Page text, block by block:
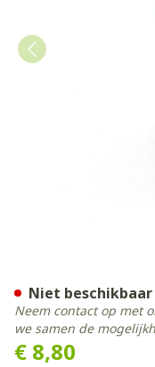
€ 8,80
Niet beschikbaar
Neem contact op met
we samen de